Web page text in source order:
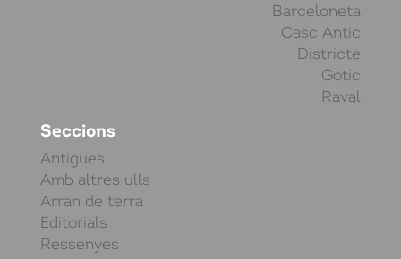
Barceloneta
Casc Antic
Districte
Gòtic
Raval
Seccions
Antigues
Amb altres ulls
Arran de terra
Editorials
Ressenyes